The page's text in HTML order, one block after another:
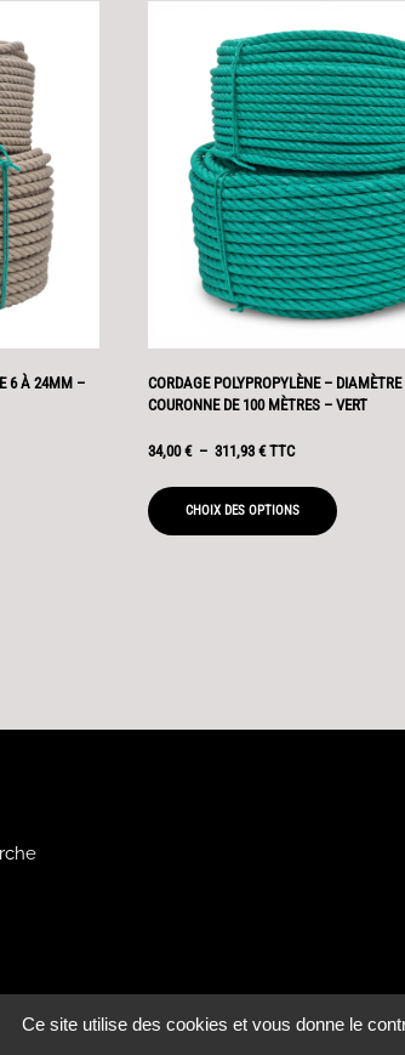
6 À 24MM –
CORDAGE POLYPROPYLÈNE –
COURONNE DE 100 MÈTRES – VERT
34,00€ – 311,93 €PLAGE
34,00 €
À
TTC
CHOIX DES OPTIONS
Ce site utilise des cookies et vous donne le